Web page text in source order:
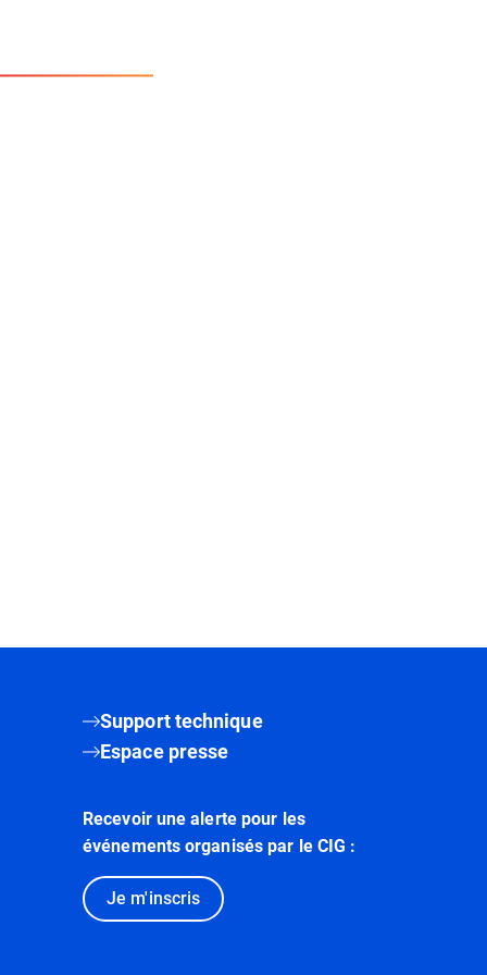
Support technique
Espace presse
Recevoir une alerte pour les
événements organisés par le CIG :
Je m'inscris